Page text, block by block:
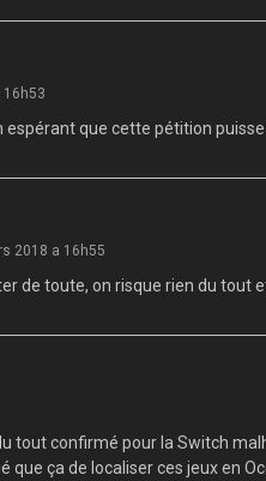
16h53
espérant que cette pétition puisse
2018 a 16h55
de toute, on risque rien du tout
tout confirmé pour la Switch
que ça de localiser ces jeux en